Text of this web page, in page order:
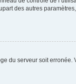
des autres
du serveur soit